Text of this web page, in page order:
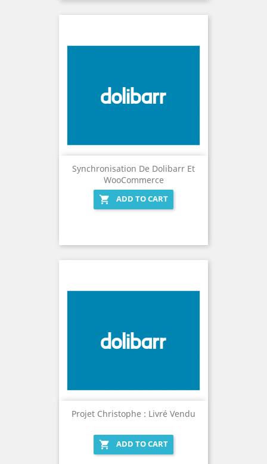
Synchronisation De Dolibarr Et
WooCommerce

ADD TO CART
Projet Christophe : Livré Vendu
 ADD TO CART